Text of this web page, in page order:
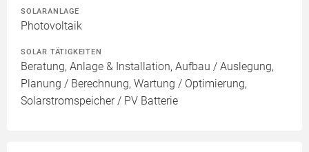
SOLARANLAGE
Photovoltaik
SOLAR TÄTIGKEITEN
Beratung, Anlage & Installation, Aufbau / Auslegung,
Planung / Berechnung, Wartung / Optimierung,
Solarstromspeicher / PV Batterie